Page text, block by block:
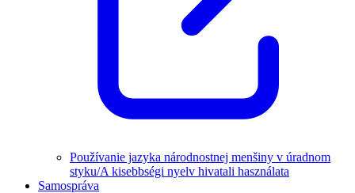
Používanie jazyka národnostnej menšiny v úradnom
styku/A kisebbségi nyelv hivatali használata
Samospráva